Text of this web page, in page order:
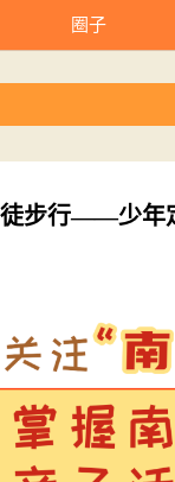
圈子
徒步行——少年